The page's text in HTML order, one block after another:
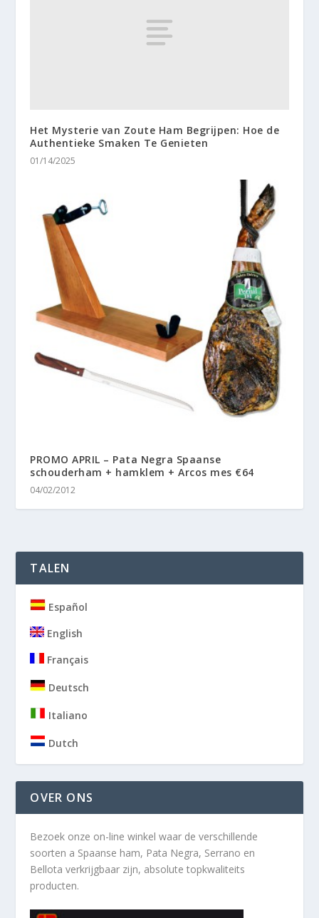
Het Mysterie van Zoute Ham Begrijpen: Hoe de
Authentieke Smaken Te Genieten
01/14/2025
PROMO APRIL – Pata Negra Spaanse
schouderham + hamklem + Arcos mes €64
04/02/2012
TALEN
Español
English
Français
Deutsch
Italiano
Dutch
OVER ONS
Bezoek onze on-line winkel waar de verschillende
soorten a Spaanse ham, Pata Negra, Serrano en
Bellota verkrijgbaar zijn, absolute topkwaliteits
producten.